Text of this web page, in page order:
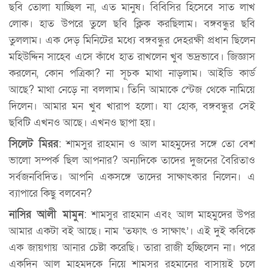
ছবি তোলা যাচ্ছিল না, এত মানুষ। বিবিসির হিসেবে সাত লাখ
লোক। হাত উপরে তুলে ছবি ক্লিক করছিলাম। বঙ্গবন্ধুর ছবি
তুললাম। এক দেড় মিনিটের মধ্যে বঙ্গবন্ধুর দেহরক্ষী প্রধান ছিলেন
মহিউদ্দিন সাহেব এসে কাঁধে হাত রাখলেন খুব ভদ্রভাবে। জিজ্ঞাস
করলেন, কোন পত্রিকা? না সূচক মাথা নাড়লাম। আইডি কার্ড
আছে? মাথা নেড়ে না বললাম। তিনি আমাকে স্টেজ থেকে নামিয়ে
দিলেন। আমার মন খুব খারাপ হলো। যা হোক, বঙ্গবন্ধুর সেই
ছবিটি এখনও আছে। এখনও ছাপা হয়।
সিলেট মিরর: শামসুর রাহমান ও আল মাহমুদের সঙ্গে তো বেশ
ভালো সম্পর্ক ছিল আপনার? অন্যদিকে তাদের দুজনের বৈরিতাও
সর্বজনবিদিত। আপনি একসঙ্গে তাদের সাক্ষাৎকার নিলেন। এ
ব্যাপারে কিছু বলবেন?
নাসির আলী মামুন: শামসুর রাহমান এবং আল মাহমুদের উপর
আমার একটা বই আছে। নাম ‘তফাৎ ও সাক্ষাৎ’। এই দুই কবিকে
এক জায়গায় আনার চেষ্টা করেছি। তারা রাজী হচ্ছিলেন না। পরে
একদিন আল মাহমুদকে নিয়ে শামসুর রহমানের বাসায়ই চলে